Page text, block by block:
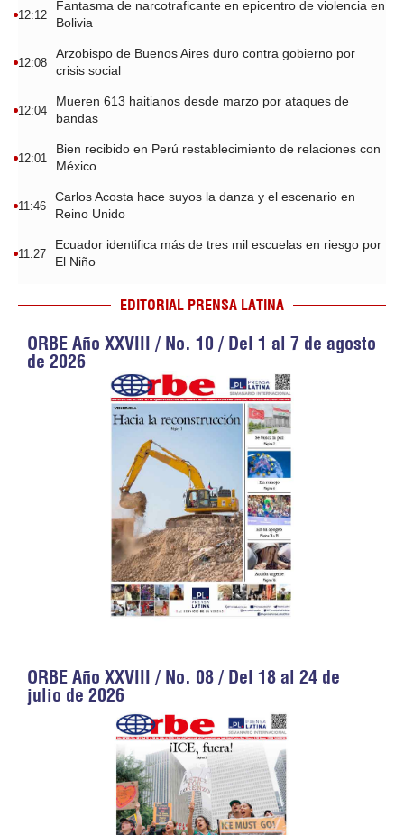
12:12
Fantasma de narcotraficante en epicentro de violencia en
Bolivia
12:08
Arzobispo de Buenos Aires duro contra gobierno por
crisis social
12:04
Mueren 613 haitianos desde marzo por ataques de
bandas
12:01
Bien recibido en Perú restablecimiento de relaciones con
México
11:46
Carlos Acosta hace suyos la danza y el escenario en
Reino Unido
11:27
Ecuador identifica más de tres mil escuelas en riesgo por
El Niño
EDITORIAL PRENSA LATINA
ORBE Año XXVIII / No. 10 / Del 1 al 7 de agosto
de 2026
ORBE Año XXVIII / No. 08 / Del 18 al 24 de
julio de 2026